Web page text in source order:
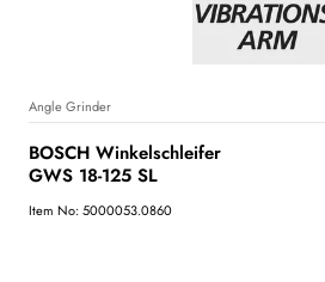
Angle Grinder
BOSCH Winkelschleifer
GWS 18-125 SL
Item No: 5000053.0860